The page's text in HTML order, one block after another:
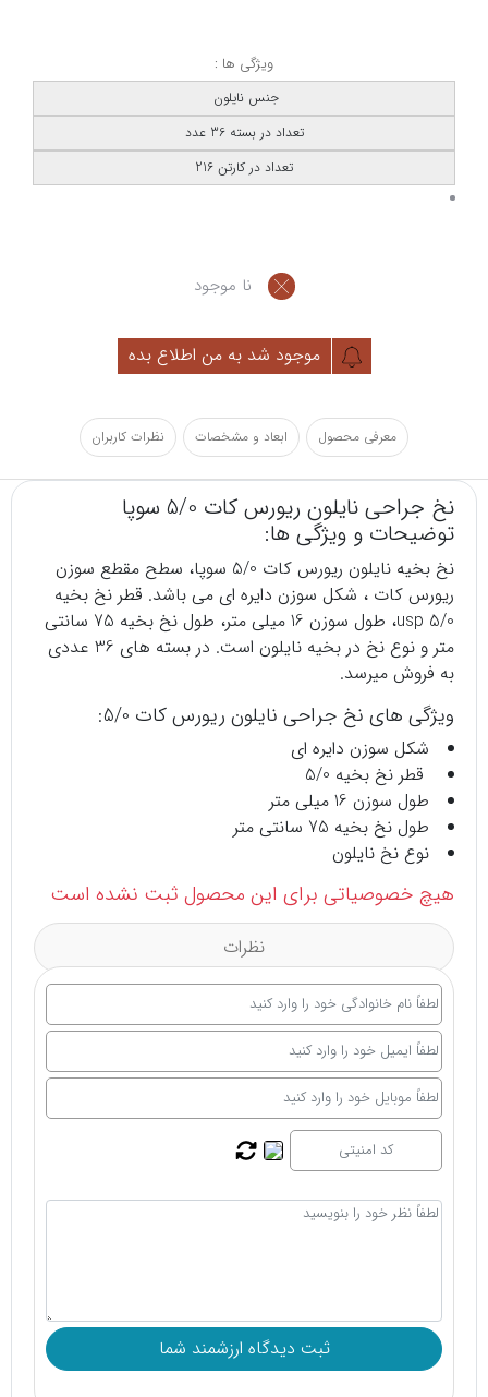
ویژگی ها :
جنس نایلون
تعداد در بسته 36 عدد
تعداد در کارتن 216
نا موجود
موجود شد به من اطلاع بده
معرفی محصول ابعاد و مشخصات نظرات کاربران
نخ جراحی نایلون ریورس کات 5/0 سوپا
توضیحات و ویژگی ها:
نخ بخیه
نایلون ریورس کات 5/0 سوپا، سطح مقطع سوزن
ریورس کات ، شکل سوزن دایره ای می باشد. قطر نخ بخیه
5/0 usp، طول سوزن 16 میلی متر، طول نخ بخیه 75 سانتی
متر و نوع نخ در بخیه نایلون است. در بسته های 36 عددی
به فروش میرسد.
ویژگی های نخ جراحی نایلون ریورس کات 5/0:
شکل سوزن دایره ای
قطر نخ بخیه 5/0
طول سوزن 16 میلی متر
طول نخ بخیه 75 سانتی متر
نوع نخ نایلون
هیچ خصوصیاتی برای این محصول ثبت نشده است
نظرات